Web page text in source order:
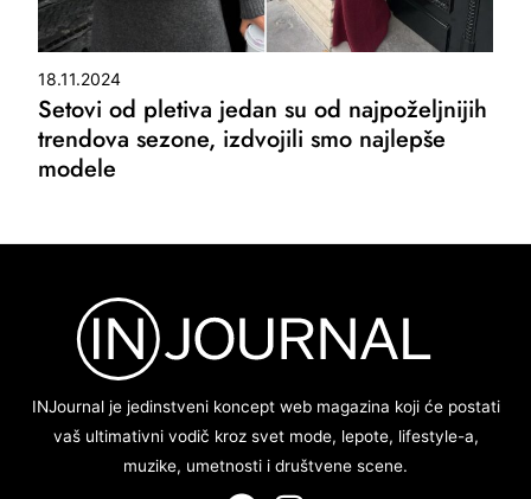
18.11.2024
Setovi od pletiva jedan su od najpoželjnijih
trendova sezone, izdvojili smo najlepše
modele
INJournal je jedinstveni koncept web magazina koji će postati
vaš ultimativni vodič kroz svet mode, lepote, lifestyle-a,
muzike, umetnosti i društvene scene.